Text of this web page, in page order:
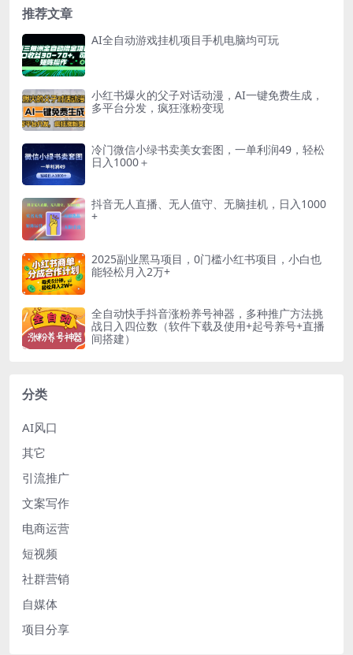
推荐文章
AI全自动游戏挂机项目手机电脑均可玩
小红书爆火的父子对话动漫，AI一键免费生成，
多平台分发，疯狂涨粉变现
冷门微信小绿书卖美女套图，一单利润49，轻松
日入1000＋
抖音无人直播、无人值守、无脑挂机，日入1000
+
2025副业黑马项目，0门槛小红书项目，小白也
能轻松月入2万+
全自动快手抖音涨粉养号神器，多种推广方法挑
战日入四位数（软件下载及使用+起号养号+直播
间搭建）
分类
AI风口
其它
引流推广
文案写作
电商运营
短视频
社群营销
自媒体
项目分享